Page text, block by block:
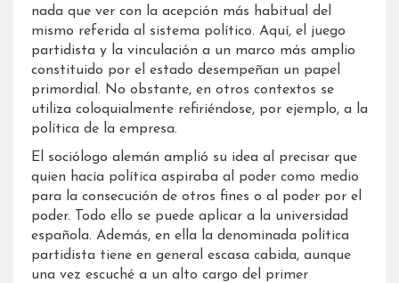
nada que ver con la acepción más habitual del
mismo referida al sistema político. Aquí, el juego
partidista y la vinculación a un marco más amplio
constituido por el estado desempeñan un papel
primordial. No obstante, en otros contextos se
utiliza coloquialmente refiriéndose, por ejemplo, a la
política de la empresa.
El sociólogo alemán amplió su idea al precisar que
quien hacía política aspiraba al poder como medio
para la consecución de otros fines o al poder por el
poder. Todo ello se puede aplicar a la universidad
española. Además, en ella la denominada política
partidista tiene en general escasa cabida, aunque
una vez escuché a un alto cargo del primer